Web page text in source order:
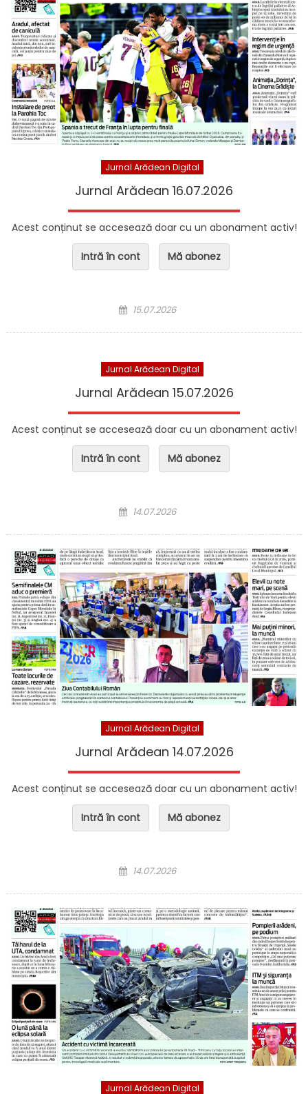
Jurnal Arădean Digital
Jurnal Arădean 16.07.2026
Acest conținut se accesează doar cu un abonament activ!
Intră în cont Mă abonez
Posted on
15.07.2026
Jurnal Arădean Digital
Jurnal Arădean 15.07.2026
Acest conținut se accesează doar cu un abonament activ!
Intră în cont Mă abonez
Posted on
14.07.2026
Jurnal Arădean Digital
Jurnal Arădean 14.07.2026
Acest conținut se accesează doar cu un abonament activ!
Intră în cont Mă abonez
Posted on
14.07.2026
Jurnal Arădean Digital